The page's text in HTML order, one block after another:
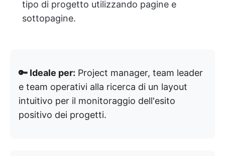
tipo di progetto utilizzando pagine e
sottopagine.
🔑 Ideale per: Project manager, team leader
e team operativi alla ricerca di un layout
intuitivo per il monitoraggio dell'esito
positivo dei progetti.